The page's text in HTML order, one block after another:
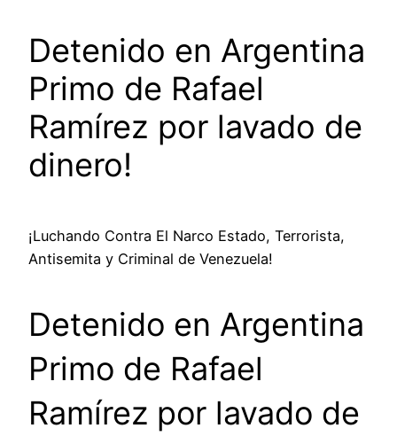
Detenido en Argentina
Primo de Rafael
Ramírez por lavado de
dinero!
¡Luchando Contra El Narco Estado, Terrorista,
Antisemita y Criminal de Venezuela!
Detenido en Argentina
Primo de Rafael
Ramírez por lavado de